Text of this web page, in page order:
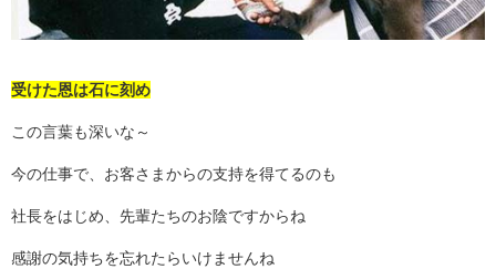
受けた恩は石に刻め
この言葉も深いな～
今の仕事で、お客さまからの支持を得てるのも
社長をはじめ、先輩たちのお陰ですからね
感謝の気持ちを忘れたらいけませんね